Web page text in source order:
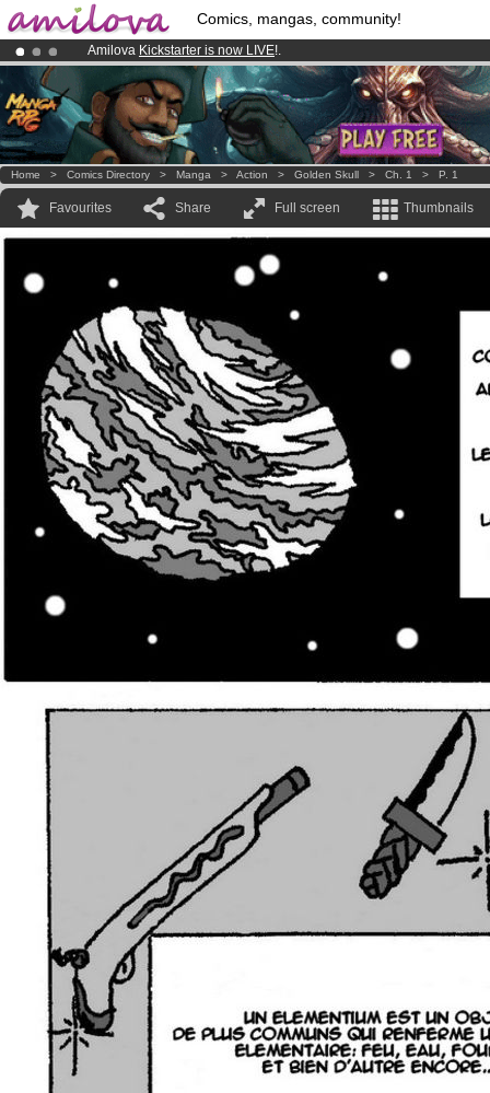
Comics, mangas, community!
Amilova Kickstarter is now LIVE!.
Already 100000membersand 1000comics & mangas!.
Premium membership from3.95 euros per month !Get membership
Home > Comics Directory > Manga > Action > Golden Skull > Ch. 1 > P. 1
Favourites Share Full screen Thumbnails